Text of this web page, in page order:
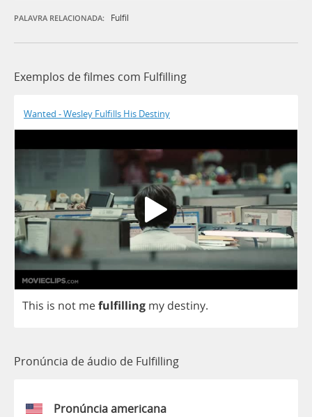
PALAVRA RELACIONADA: Fulfil
Exemplos de filmes com Fulfilling
Wanted - Wesley Fulfills His Destiny
This is not mefulfilling my destiny.
Pronúncia de áudio de Fulfilling
Pronúncia americana